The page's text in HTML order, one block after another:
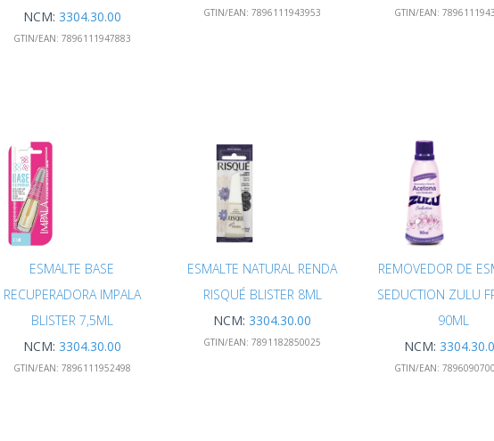
NCM: 3304.30.00
GTIN/EAN: 7896111947883
GTIN/EAN: 7896111943953 GTIN/EAN:
ESMALTE BASE
RECUPERADORA IMPALA
BLISTER 7,5ML
NCM: 3304.30.00
GTIN/EAN: 7896111952498
ESMALTE NATURAL RENDA
RISQUÉ BLISTER 8ML
NCM: 3304.30.00
GTIN/EAN: 7891182850025
REMOVEDOR DE
SEDUCTION ZULU
90ML
NCM:
GTIN/EAN: